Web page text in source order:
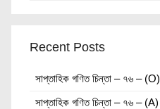
Recent Posts
সাপ্তাহিক গণিত চিন্তা – ৭৬ – (O)
সাপ্তাহিক গণিত চিন্তা – ৭৬ – (A)